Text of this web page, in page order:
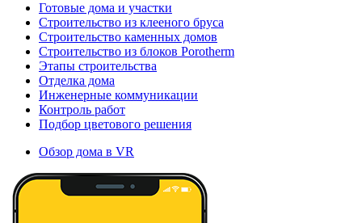
Готовые дома и участки
Строительство из клееного бруса
Строительство каменных домов
Строительство из блоков Porotherm
Этапы строительства
Отделка дома
Инженерные коммуникации
Контроль работ
Подбор цветового решения
Обзор дома в VR